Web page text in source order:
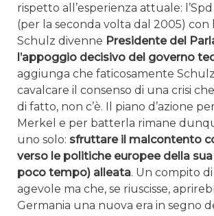
rispetto all’esperienza attuale:
(per la seconda volta dal 2005) con
Schulz divenne Presidente del
l’appoggio decisivo del governo
aggiunga che faticosamente
cavalcare il consenso di una crisi
di fatto, non c’è. Il piano d’azione
Merkel e per batterla rimane
uno solo: sfruttare il malcontento
verso le politiche europee della
poco tempo) alleata. Un compito
agevole ma che, se riuscisse,
Germania una nuova era in segno